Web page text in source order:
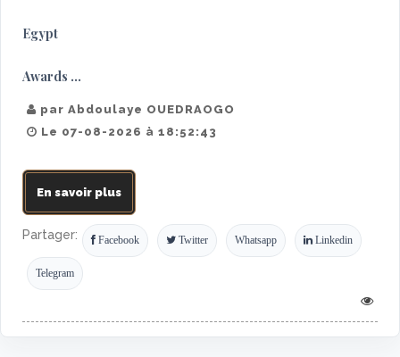
Egypt
Awards ...
par Abdoulaye OUEDRAOGO
Le 07-08-2026 à 18:52:43
En savoir plus
Partager: Facebook Twitter Whatsapp Linkedin
Telegram